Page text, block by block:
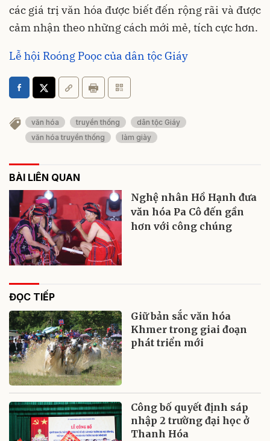
các giá trị văn hóa được biết đến rộng rãi và được
cảm nhận theo những cách mới mẻ, tích cực hơn.
Lễ hội Roóng Poọc của dân tộc Giáy
văn hóa truyền thống
dân tộc Giáy
văn hóa truyền thống
làm giày
BÀI LIÊN QUAN
Nghệ nhân Hồ Hạnh đưa
văn hóa Pa Cô đến gần
hơn với công chúng
ĐỌC TIẾP
Giữ bản sắc văn hóa
Khmer trong giai đoạn
phát triển mới
Công bố quyết định sáp
nhập 2 trường đại học ở
Thanh Hóa